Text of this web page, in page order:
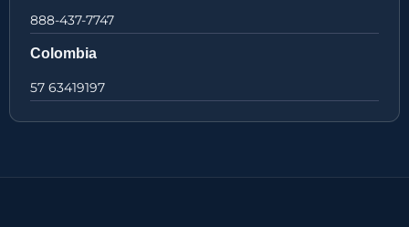
888-437-7747
Colombia
57 63419197